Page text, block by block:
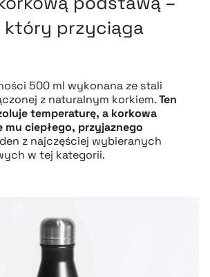
który przyciąga
500 ml wykonana ze stali
z naturalnym korkiem.Ten
temperaturę, a korkowa
mu ciepłego, przyjaznego
z najczęściej wybieranych
w tej kategorii.